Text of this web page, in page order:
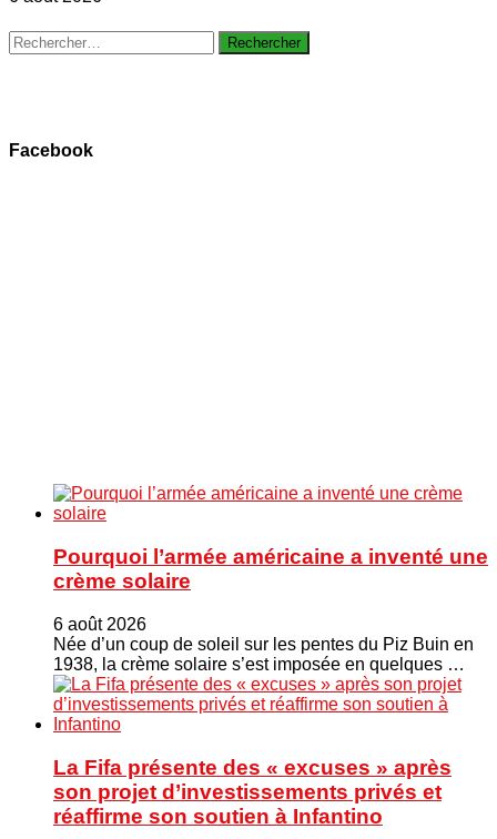
Rechercher :
Facebook
Pourquoi l’armée américaine a inventé une
crème solaire
6 août 2026
Née d’un coup de soleil sur les pentes du Piz Buin en
1938, la crème solaire s’est imposée en quelques …
La Fifa présente des « excuses » après
son projet d’investissements privés et
réaffirme son soutien à Infantino